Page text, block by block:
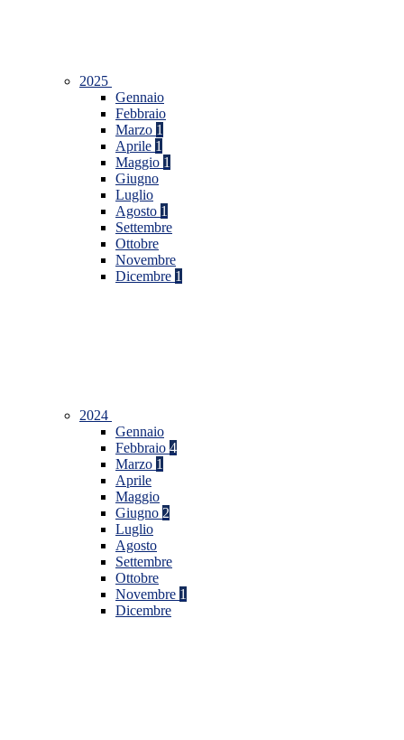
2025
Gennaio
Febbraio
Marzo 1
Aprile 1
Maggio 1
Giugno
Luglio
Agosto 1
Settembre
Ottobre
Novembre
Dicembre 1
2024
Gennaio
Febbraio 4
Marzo 1
Aprile
Maggio
Giugno 2
Luglio
Agosto
Settembre
Ottobre
Novembre 1
Dicembre